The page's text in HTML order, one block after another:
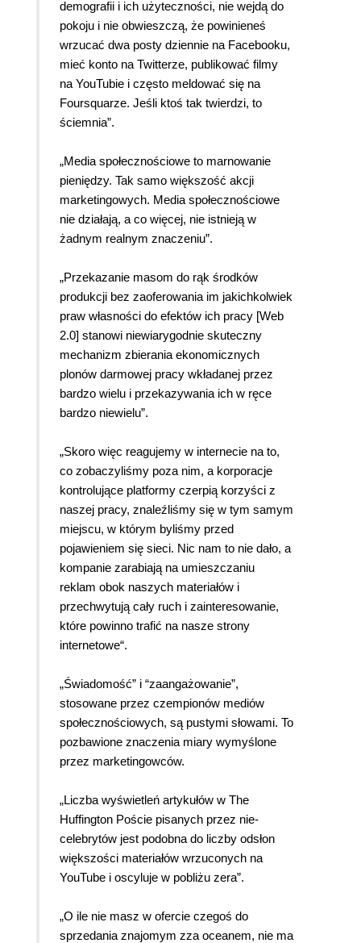
demografii i ich użyteczności, nie wejdą do
pokoju i nie obwieszczą, że powinieneś
wrzucać dwa posty dziennie na Facebooku,
mieć konto na Twitterze, publikować filmy
na YouTubie i często meldować się na
Foursquarze. Jeśli ktoś tak twierdzi, to
ściemnia”.
„Media społecznościowe to marnowanie
pieniędzy. Tak samo większość akcji
marketingowych. Media społecznościowe
nie działają, a co więcej, nie istnieją w
żadnym realnym znaczeniu”.
„Przekazanie masom do rąk środków
produkcji bez zaoferowania im jakichkolwiek
praw własności do efektów ich pracy [Web
2.0] stanowi niewiarygodnie skuteczny
mechanizm zbierania ekonomicznych
plonów darmowej pracy wkładanej przez
bardzo wielu i przekazywania ich w ręce
bardzo niewielu”.
„Skoro więc reagujemy w internecie na to,
co zobaczyliśmy poza nim, a korporacje
kontrolujące platformy czerpią korzyści z
naszej pracy, znaleźliśmy się w tym samym
miejscu, w którym byliśmy przed
pojawieniem się sieci. Nic nam to nie dało, a
kompanie zarabiają na umieszczaniu
reklam obok naszych materiałów i
przechwytują cały ruch i zainteresowanie,
które powinno trafić na nasze strony
internetowe“.
„Świadomość” i “zaangażowanie”,
stosowane przez czempionów mediów
społecznościowych, są pustymi słowami. To
pozbawione znaczenia miary wymyślone
przez marketingowców.
„Liczba wyświetleń artykułów w The
Huffington Poście pisanych przez nie-
celebrytów jest podobna do liczby odsłon
większości materiałów wrzuconych na
YouTube i oscyluje w pobliżu zera”.
„O ile nie masz w ofercie czegoś do
sprzedania znajomym zza oceanem, nie ma